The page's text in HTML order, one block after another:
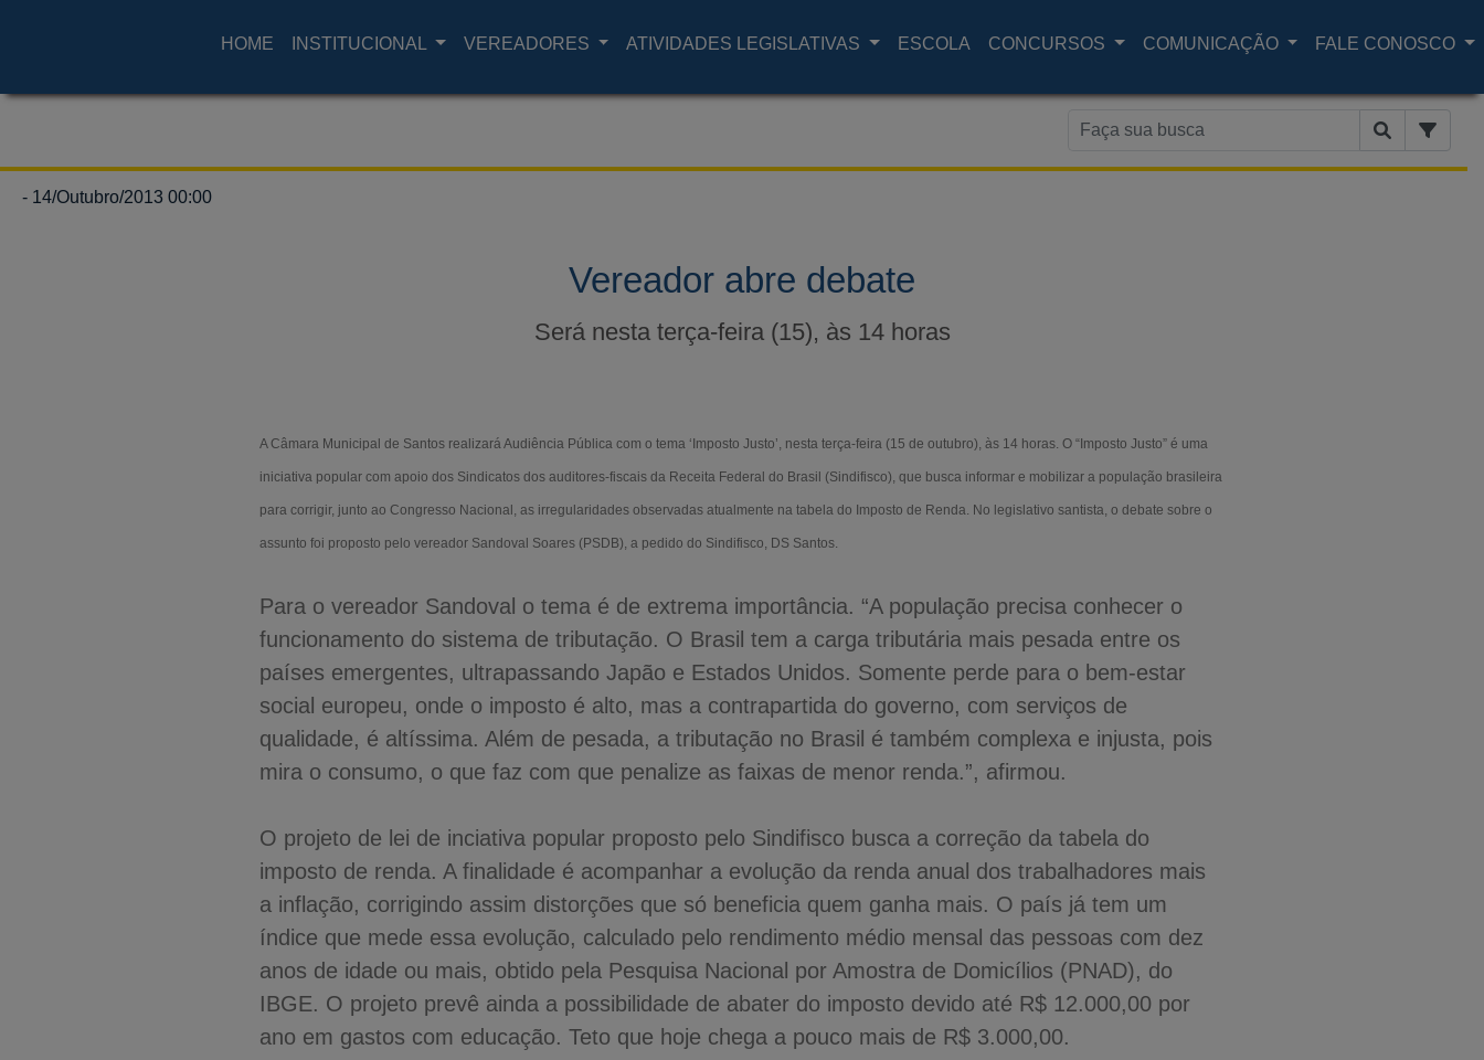
HOME INSTITUCIONAL VEREADORES ATIVIDADES LEGISLATIVAS ESCOLA CONCURSOS COMUNICAÇÃO FALE CONOSCO
- 14/Outubro/2013 00:00
Vereador abre debate
Será nesta terça-feira (15), às 14 horas
A Câmara Municipal de Santos realizará Audiência Pública com o tema ‘Imposto Justo’, nesta terça-feira (15 de outubro), às 14 horas. O “Imposto Justo” é uma
iniciativa popular com apoio dos Sindicatos dos auditores-fiscais da Receita Federal do Brasil (Sindifisco), que busca informar e mobilizar a população brasileira
para corrigir, junto ao Congresso Nacional, as irregularidades observadas atualmente na tabela do Imposto de Renda. No legislativo santista, o debate sobre o
assunto foi proposto pelo vereador Sandoval Soares (PSDB), a pedido do Sindifisco, DS Santos.
Para o vereador Sandoval o tema é de extrema importância. “A população precisa conhecer o
funcionamento do sistema de tributação. O Brasil tem a carga tributária mais pesada entre os
países emergentes, ultrapassando Japão e Estados Unidos. Somente perde para o bem-estar
social europeu, onde o imposto é alto, mas a contrapartida do governo, com serviços de
qualidade, é altíssima. Além de pesada, a tributação no Brasil é também complexa e injusta, pois
mira o consumo, o que faz com que penalize as faixas de menor renda.”, afirmou.
O projeto de lei de inciativa popular proposto pelo Sindifisco busca a correção da tabela do
imposto de renda. A finalidade é acompanhar a evolução da renda anual dos trabalhadores mais
a inflação, corrigindo assim distorções que só beneficia quem ganha mais. O país já tem um
índice que mede essa evolução, calculado pelo rendimento médio mensal das pessoas com dez
anos de idade ou mais, obtido pela Pesquisa Nacional por Amostra de Domicílios (PNAD), do
IBGE. O projeto prevê ainda a possibilidade de abater do imposto devido até R$ 12.000,00 por
ano em gastos com educação. Teto que hoje chega a pouco mais de R$ 3.000,00.